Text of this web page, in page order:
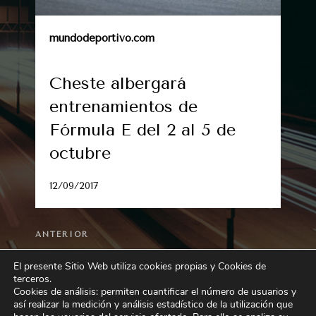
mundodeportivo.com
Cheste albergará
entrenamientos de
Fórmula E del 2 al 5 de
octubre
12/09/2017
Entrada
anterior:
ANTERIOR
enfermedades neurológicas
Siguiente
SIGUIENTE
El presente Sitio Web utiliza cookies propias y Cookies de
terceros.
Cookies de análisis: permiten cuantificar el número de usuarios y
así realizar la medición y análisis estadístico de la utilización que